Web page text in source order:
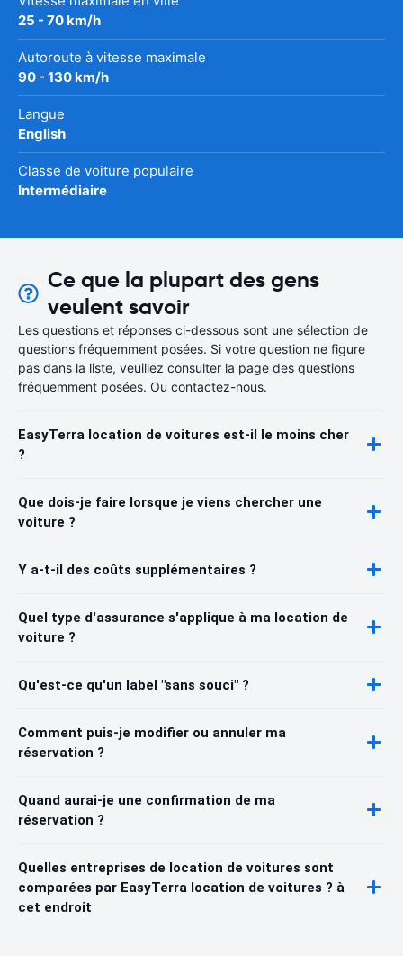
25 - 70 km/h
Autoroute à vitesse maximale
90 - 130 km/h
Langue
English
Classe de voiture populaire
Intermédiaire
Ce que la plupart des gens
veulent savoir
Les questions et réponses ci-dessous sont une sélection de
questions fréquemment posées. Si votre question ne figure
pas dans la liste, veuillez consulter la page des questions
fréquemment posées. Ou contactez-nous.
EasyTerra location de voitures est-il le moins cher
?
Que dois-je faire lorsque je viens chercher une
voiture ?
Y a-t-il des coûts supplémentaires ?
Quel type d'assurance s'applique à ma location de
voiture ?
Qu'est-ce qu'un label "sans souci" ?
Comment puis-je modifier ou annuler ma
réservation ?
Quand aurai-je une confirmation de ma
réservation ?
Quelles entreprises de location de voitures sont
comparées par EasyTerra location de voitures ? à
cet endroit